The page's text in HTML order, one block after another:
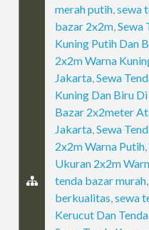
merah putih,sewa
bazar 2x2m,Sewa
Kuning Putih Dan
2x2m Warna
Jakarta,Sewa
Kuning Dan Biru
Bazar 2x2meter
Jakarta,Sewa
2x2m Warna Putih,
Ukuran 2x2m
tenda bazar murah
berkualitas,sewa
Kerucut Dan